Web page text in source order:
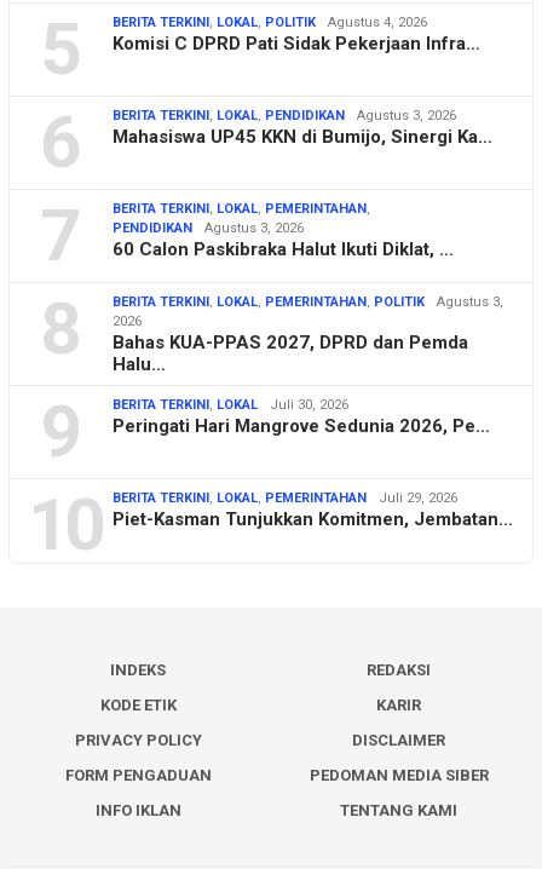
5 BERITA TERKINI, LOKAL, POLITIK Agustus 4, 2026
Komisi C DPRD Pati Sidak Pekerjaan Infra…
6 BERITA TERKINI, LOKAL, PENDIDIKAN Agustus 3, 2026
Mahasiswa UP45 KKN di Bumijo, Sinergi Ka…
7 BERITA TERKINI, LOKAL, PEMERINTAHAN,
PENDIDIKAN
Agustus 3, 2026
60 Calon Paskibraka Halut Ikuti Diklat, …
8 BERITA TERKINI, LOKAL, PEMERINTAHAN, POLITIK
Agustus 3,
2026
Bahas KUA-PPAS 2027, DPRD dan Pemda
Halu…
9 BERITA TERKINI, LOKAL Juli 30, 2026
Peringati Hari Mangrove Sedunia 2026, Pe…
10 BERITA TERKINI, LOKAL, PEMERINTAHAN Juli 29, 2026
Piet-Kasman Tunjukkan Komitmen, Jembatan…
INDEKS
REDAKSI
KODE ETIK
KARIR
PRIVACY POLICY
DISCLAIMER
FORM PENGADUAN
PEDOMAN MEDIA SIBER
INFO IKLAN
TENTANG KAMI